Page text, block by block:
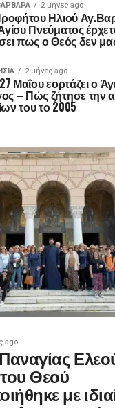
2 μήνες ago
Ηλιού
Πνεύματος
πως ο Θεός δεν
2 μήνες ago
Μαΐου εορτάζει ο
– Πώς ζήτησε την
του το 2005
ago
Θεού
με